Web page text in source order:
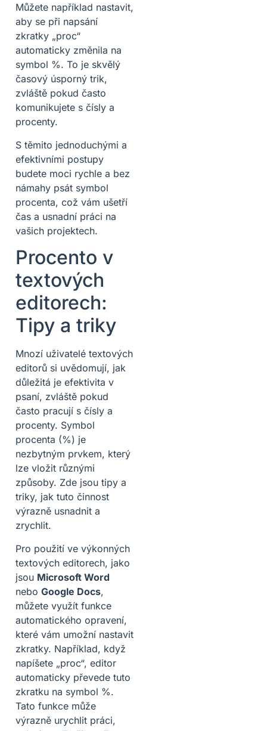
Můžete například nastavit,
aby se při napsání
zkratky „proc“
automaticky změnila na
symbol %. To je skvělý
časový úsporný trik,
zvláště pokud často
komunikujete s čísly a
procenty.
S těmito jednoduchými a
efektivními postupy
budete moci rychle a bez
námahy psát symbol
procenta, což vám ušetří
čas a usnadní práci na
vašich projektech.
Procento v
textových
editorech:
Tipy a triky
Mnozí uživatelé textových
editorů si uvědomují, jak
důležitá je efektivita v
psaní, zvláště pokud
často pracují s čísly a
procenty. Symbol
procenta (%) je
nezbytným prvkem, který
lze vložit různými
způsoby. Zde jsou tipy a
triky, jak tuto činnost
výrazně usnadnit a
zrychlit.
Pro použití ve výkonných
textových editorech, jako
jsou Microsoft Word
nebo Google Docs,
můžete využít funkce
automatického opravení,
které vám umožní nastavit
zkratky. Například, když
napíšete „proc“, editor
automaticky převede tuto
zkratku na symbol %.
Tato funkce může
výrazně urychlit práci,